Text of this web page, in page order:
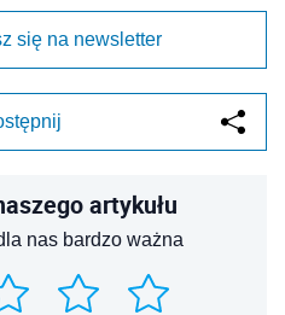
się na newsletter
artykułu
nas bardzo ważna